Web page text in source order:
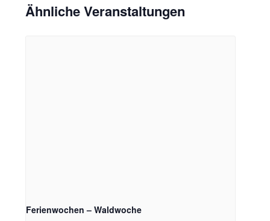
Ähnliche Veranstaltungen
Ferienwochen – Waldwoche